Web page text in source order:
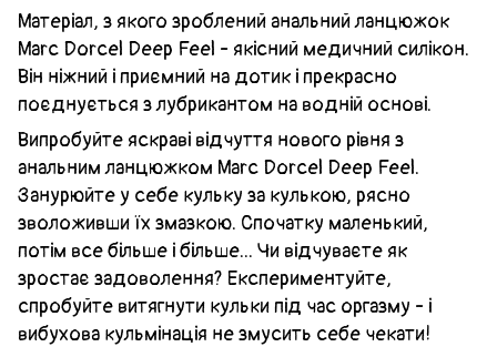
Матеріал, з якого зроблений анальний ланцюжок
Marc Dorcel Deep Feel - якісний медичний силікон.
Він ніжний і приємний на дотик і прекрасно
поєднується з лубрикантом на водній основі.
Випробуйте яскраві відчуття нового рівня з
анальним ланцюжком Marc Dorcel Deep Feel.
Занурюйте у себе кульку за кулькою, рясно
зволоживши їх змазкою. Спочатку маленький,
потім все більше і більше... Чи відчуваєте як
зростає задоволення? Експериментуйте,
спробуйте витягнути кульки під час оргазму - і
вибухова кульмінація не змусить себе чекати!